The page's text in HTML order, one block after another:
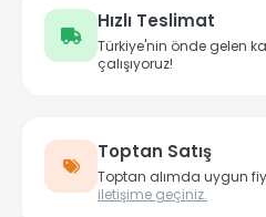
Hızlı Teslimat
Türkiye'nin önde gelen
çalışıyoruz!
Toptan Satış
Toptan alımda uygun
iletişime geçiniz.